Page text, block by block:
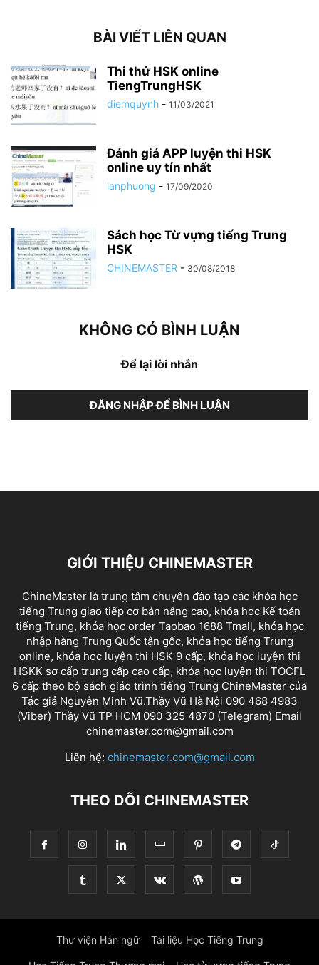
BÀI VIẾT LIÊN QUAN
Thi thử HSK online
TiengTrungHSK
diemquynh - 11/03/2021
Đánh giá APP luyện thi HSK
online uy tín nhất
lanphuong - 17/09/2020
Sách học Từ vựng tiếng Trung
HSK
CHINEMASTER - 30/08/2018
KHÔNG CÓ BÌNH LUẬN
Để lại lời nhắn
ĐĂNG NHẬP ĐỂ BÌNH LUẬN
GIỚI THIỆU CHINEMASTER
ChineMaster là trung tâm chuyên đào tạo các khóa học
tiếng Trung giao tiếp cơ bản nâng cao, khóa học Kế toán
tiếng Trung, khóa học order Taobao 1688 Tmall, khóa học
nhập hàng Trung Quốc tận gốc, khóa học tiếng Trung
online, khóa học luyện thi HSK 9 cấp, khóa học luyện thi
HSKK sơ cấp trung cấp cao cấp, khóa học luyện thi TOCFL
6 cấp theo bộ sách giáo trình tiếng Trung ChineMaster của
Tác giả Nguyễn Minh Vũ.Thầy Vũ Hà Nội 090 468 4983
(Viber) Thầy Vũ TP HCM 090 325 4870 (Telegram) Email
chinemaster.com@gmail.com
Liên hệ: chinemaster.com@gmail.com
THEO DÕI CHINEMASTER
Thư viện Hán ngữ Tài liệu Học Tiếng Trung